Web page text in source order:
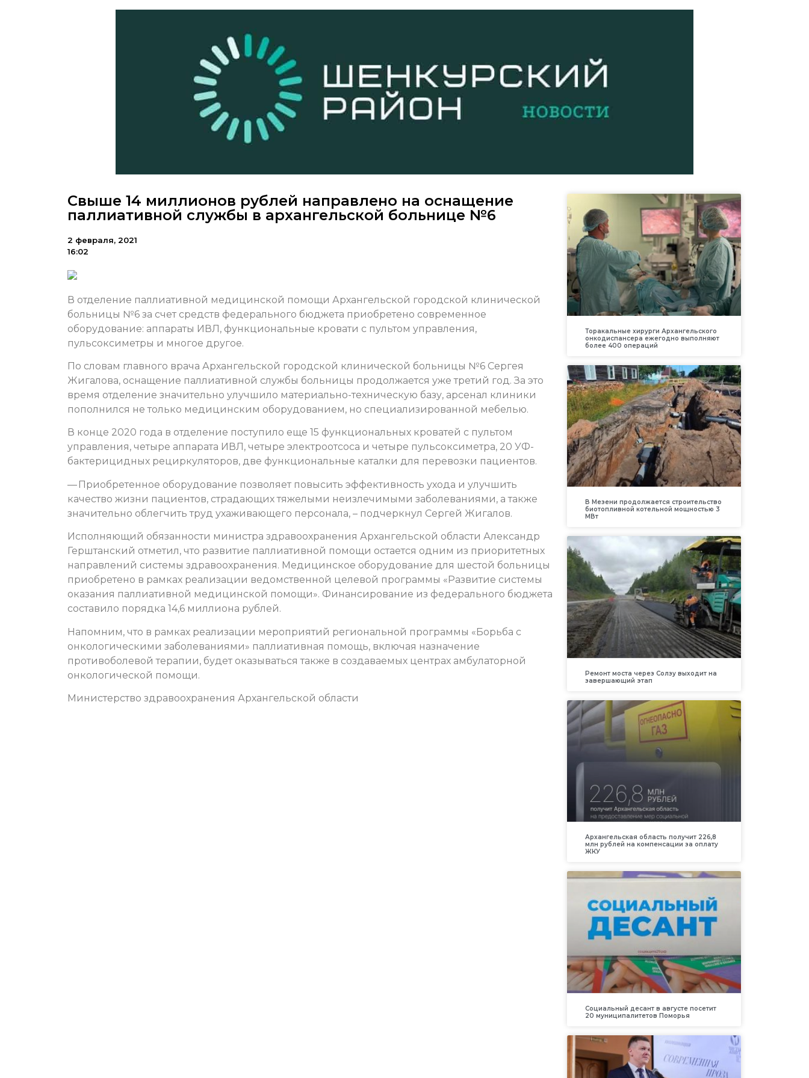
Свыше 14 миллионов рублей направлено на оснащение
паллиативной службы в архангельской больнице №6
2 февраля, 2021
16:02
В отделение паллиативной медицинской помощи Архангельской городской клинической
больницы №6 за счет средств федерального бюджета приобретено современное
оборудование: аппараты ИВЛ, функциональные кровати с пультом управления,
пульсоксиметры и многое другое.
По словам главного врача Архангельской городской клинической больницы №6 Сергея
Жигалова, оснащение паллиативной службы больницы продолжается уже третий год. За это
время отделение значительно улучшило материально-техническую базу, арсенал клиники
пополнился не только медицинским оборудованием, но специализированной мебелью.
В конце 2020 года в отделение поступило еще 15 функциональных кроватей с пультом
управления, четыре аппарата ИВЛ, четыре электроотсоса и четыре пульсоксиметра, 20 УФ-
бактерицидных рециркуляторов, две функциональные каталки для перевозки пациентов.
— Приобретенное оборудование позволяет повысить эффективность ухода и улучшить
качество жизни пациентов, страдающих тяжелыми неизлечимыми заболеваниями, а также
значительно облегчить труд ухаживающего персонала, – подчеркнул Сергей Жигалов.
Исполняющий обязанности министра здравоохранения Архангельской области Александр
Герштанский отметил, что развитие паллиативной помощи остается одним из приоритетных
направлений системы здравоохранения. Медицинское оборудование для шестой больницы
приобретено в рамках реализации ведомственной целевой программы «Развитие системы
оказания паллиативной медицинской помощи». Финансирование из федерального бюджета
составило порядка 14,6 миллиона рублей.
Напомним, что в рамках реализации мероприятий региональной программы «Борьба с
онкологическими заболеваниями» паллиативная помощь, включая назначение
противоболевой терапии, будет оказываться также в создаваемых центрах амбулаторной
онкологической помощи.
Министерство здравоохранения Архангельской области
Торакальные хирурги Архангельского
онкодиспансера ежегодно выполняют
более 400 операций
В Мезени продолжается строительство
биотопливной котельной мощностью 3
МВт
Ремонт моста через Солзу выходит на
завершающий этап
Архангельская область получит 226,8
млн рублей на компенсации за оплату
ЖКУ
Социальный десант в августе посетит
20 муниципалитетов Поморья